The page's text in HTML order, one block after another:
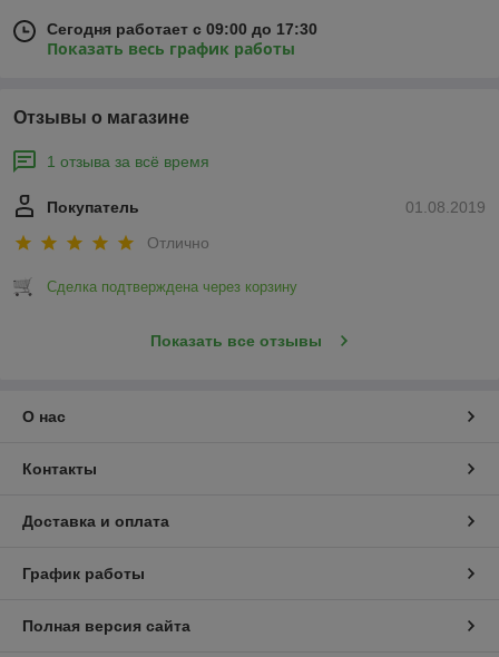
Сегодня работает с 09:00 до 17:30
Показать весь график работы
Отзывы о магазине
1 отзыва за всё время
01.08.2019
Покупатель
Отлично
Сделка подтверждена через корзину
Показать все отзывы
О нас
Контакты
Доставка и оплата
График работы
Полная версия сайта